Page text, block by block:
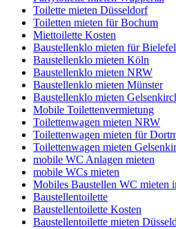
Toilette mieten Düsseldorf
Toiletten mieten für Bochum
Miettoilette Kosten
Baustellenklo mieten für
Baustellenklo mieten Köln
Baustellenklo mieten NRW
Baustellenklo mieten Münster
Baustellenklo mieten
Mobile Toilettenvermietung
Toilettenwagen mieten NRW
Toilettenwagen mieten für
Toilettenwagen mieten
mobile WC Anlagen mieten
mobile WCs mieten
Mobiles Baustellen WC mieten
Baustellentoilette
Baustellentoilette Kosten
Baustellentoilette mieten